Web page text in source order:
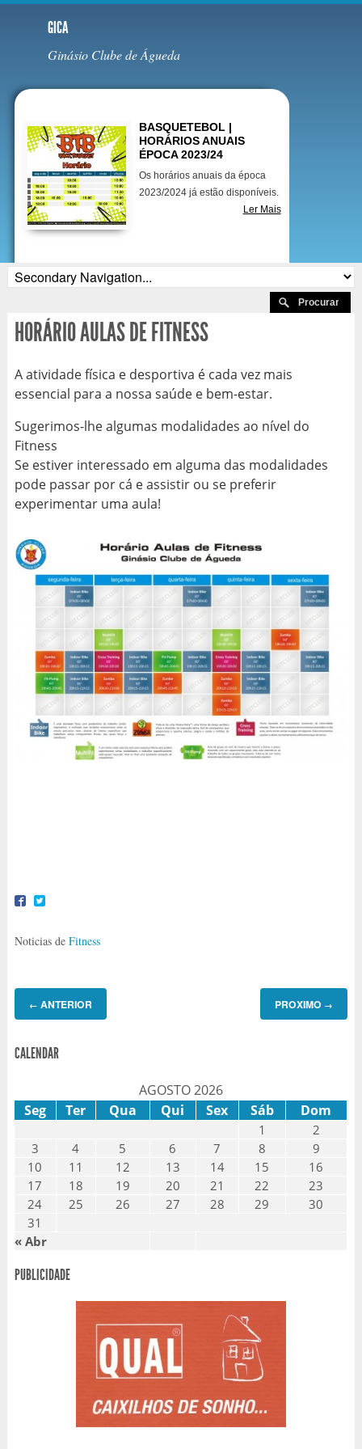
GICA
Ginásio Clube de Águeda
BASQUETEBOL |
HORÁRIOS ANUAIS
ÉPOCA 2023/24
Os horários anuais da época
2023/2024 já estão disponíveis.
Ler Mais
HORÁRIO AULAS DE FITNESS
A atividade física e desportiva é cada vez mais
essencial para a nossa saúde e bem-estar.
Sugerimos-lhe algumas modalidades ao nível do
Fitness
Se estiver interessado em alguma das modalidades
pode passar por cá e assistir ou se preferir
experimentar uma aula!
Noticias de Fitness
← ANTERIOR PROXIMO →
CALENDAR
AGOSTO 2026
Seg
Ter Qua Qui Sex Sáb Dom
« Abr
1
2
3
4 5 6 7 8
9
10
11 12 13 14 15
16
17
18 19 20 21 22
23
24
25 26 27 28 29
30
31
PUBLICIDADE